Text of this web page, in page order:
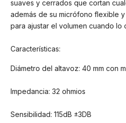
suaves y cerrados que cortan
además de su micrófono flexible
para ajustar el volumen cuando lo
Características:
Diámetro del altavoz: 40 mm con
Impedancia: 32 ohmios
Sensibilidad: 115dB ±3DB